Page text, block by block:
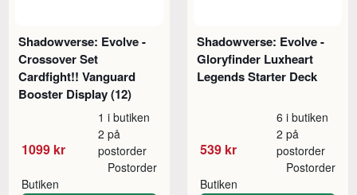
Shadowverse: Evolve -
Crossover Set
Cardfight!! Vanguard
Booster Display (12)
1099 kr
1 i butiken
2 på
postorder
Butiken
Postorder
Shadowverse: Evolve -
Gloryfinder Luxheart
Legends Starter Deck
539 kr
6 i butiken
2 på
postorder
Butiken
Postorder